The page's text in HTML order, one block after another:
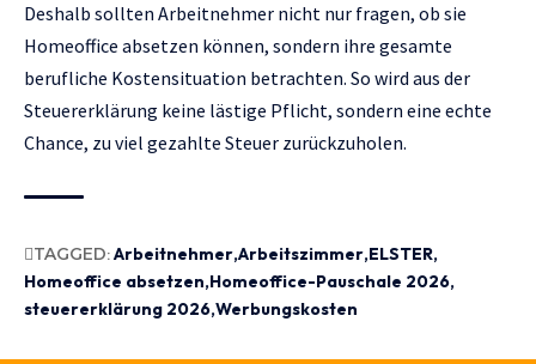
Deshalb sollten Arbeitnehmer nicht nur fragen, ob sie
Homeoffice absetzen können, sondern ihre gesamte
berufliche Kostensituation betrachten. So wird aus der
Steuererklärung keine lästige Pflicht, sondern eine echte
Chance, zu viel gezahlte Steuer zurückzuholen.
TAGGED:Arbeitnehmer Arbeitszimmer ELSTER
Homeoffice absetzen Homeoffice-Pauschale 2026
steuererklärung 2026 Werbungskosten